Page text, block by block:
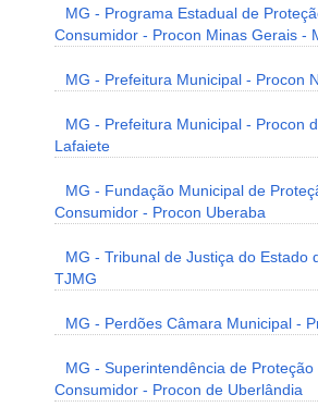
MG - Programa Estadual de
Consumidor - Procon Minas Gerais -
MG - Prefeitura Municipal - Procon
MG - Prefeitura Municipal - Procon
Lafaiete
MG - Fundação Municipal de
Consumidor - Procon Uberaba
MG - Tribunal de Justiça do Estado
TJMG
MG - Perdões Câmara Municipal -
MG - Superintendência de
Consumidor - Procon de Uberlândia